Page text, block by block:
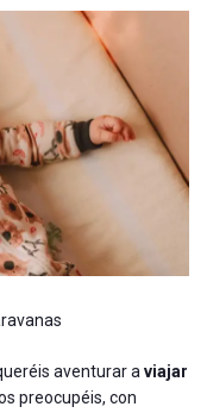
aventurar a viajar
preocupéis, con